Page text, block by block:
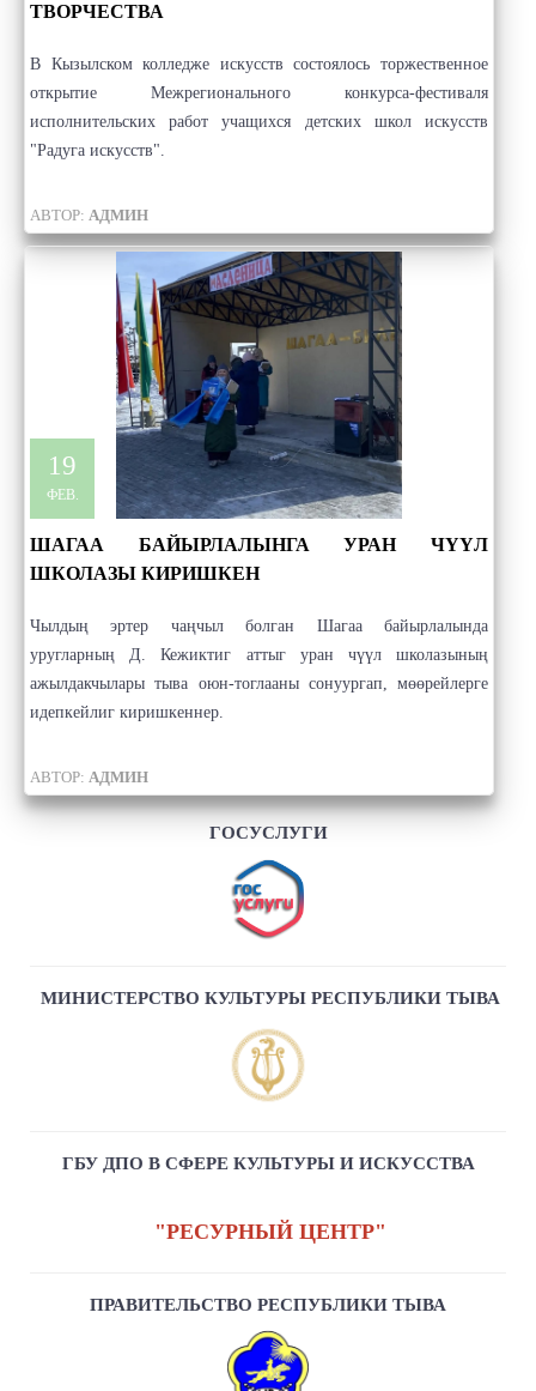
ТВОРЧЕСТВА
В Кызылском колледже искусств состоялось торжественное
открытие Межрегионального конкурса-фестиваля
исполнительских работ учащихся детских школ искусств
"Радуга искусств".
АВТОР: АДМИН
19
ФЕВ.
ШАГАА БАЙЫРЛАЛЫНГА УРАН ЧҮҮЛ
ШКОЛАЗЫ КИРИШКЕН
Чылдың эртер чаңчыл болган Шагаа байырлалында
уругларның Д. Кежиктиг аттыг уран чүүл школазының
ажылдакчылары тыва оюн-тоглааны сонуургап, мөөрейлерге
идепкейлиг киришкеннер.
АВТОР: АДМИН
ГОСУСЛУГИ
МИНИСТЕРСТВО КУЛЬТУРЫ РЕСПУБЛИКИ ТЫВА
ГБУ ДПО В СФЕРЕ КУЛЬТУРЫ И ИСКУССТВА
"РЕСУРНЫЙ ЦЕНТР"
ПРАВИТЕЛЬСТВО РЕСПУБЛИКИ ТЫВА